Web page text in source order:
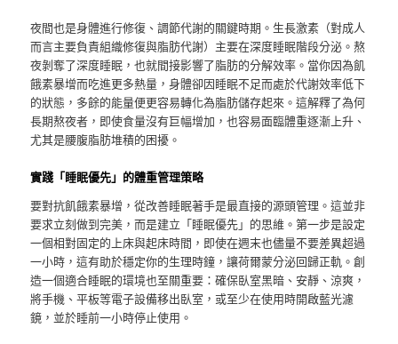
夜間也是身體進行修復、調節代謝的關鍵時期。生長激素（對成人
而言主要負責組織修復與脂肪代謝）主要在深度睡眠階段分泌。熬
夜剝奪了深度睡眠，也就間接影響了脂肪的分解效率。當你因為飢
餓素暴增而吃進更多熱量，身體卻因睡眠不足而處於代謝效率低下
的狀態，多餘的能量便更容易轉化為脂肪儲存起來。這解釋了為何
長期熬夜者，即使食量沒有巨幅增加，也容易面臨體重逐漸上升、
尤其是腰腹脂肪堆積的困擾。
實踐「睡眠優先」的體重管理策略
要對抗飢餓素暴增，從改善睡眠著手是最直接的源頭管理。這並非
要求立刻做到完美，而是建立「睡眠優先」的思維。第一步是設定
一個相對固定的上床與起床時間，即使在週末也儘量不要差異超過
一小時，這有助於穩定你的生理時鐘，讓荷爾蒙分泌回歸正軌。創
造一個適合睡眠的環境也至關重要：確保臥室黑暗、安靜、涼爽，
將手機、平板等電子設備移出臥室，或至少在使用時開啟藍光濾
鏡，並於睡前一小時停止使用。